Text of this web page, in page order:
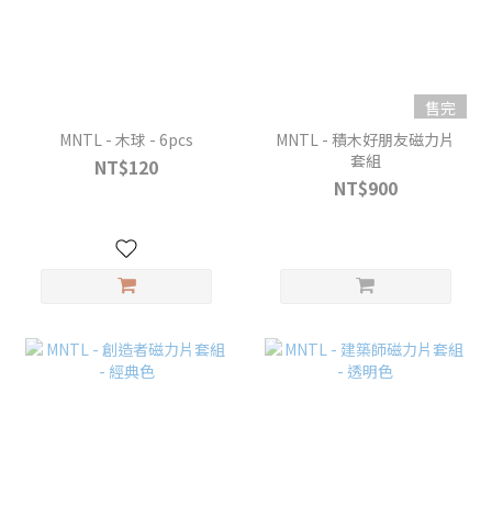
MNTL - 木球 - 6pcs
NT$120
售完
MNTL - 積木好朋友磁力片
套組
NT$900